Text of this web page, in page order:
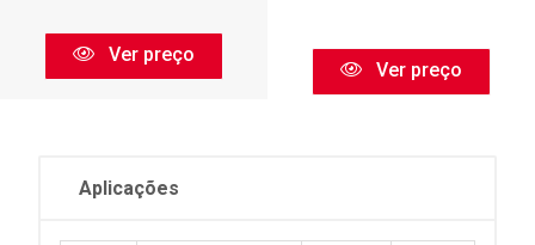
Ver preço
Ver preço
Aplicações